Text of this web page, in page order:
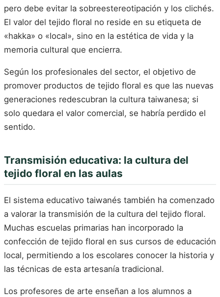
pero debe evitar la sobreestereotipación y los clichés.
El valor del tejido floral no reside en su etiqueta de
«hakka» o «local», sino en la estética de vida y la
memoria cultural que encierra.
Según los profesionales del sector, el objetivo de
promover productos de tejido floral es que las nuevas
generaciones redescubran la cultura taiwanesa; si
solo quedara el valor comercial, se habría perdido el
sentido.
Transmisión educativa: la cultura del
tejido floral en las aulas
El sistema educativo taiwanés también ha comenzado
a valorar la transmisión de la cultura del tejido floral.
Muchas escuelas primarias han incorporado la
confección de tejido floral en sus cursos de educación
local, permitiendo a los escolares conocer la historia y
las técnicas de esta artesanía tradicional.
Los profesores de arte enseñan a los alumnos a